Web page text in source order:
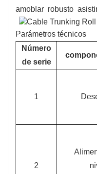
amoblar robusto
Parámetros técnicos
Número
de serie
1
2